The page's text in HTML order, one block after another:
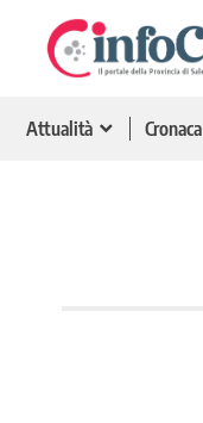
Attualità Cronaca